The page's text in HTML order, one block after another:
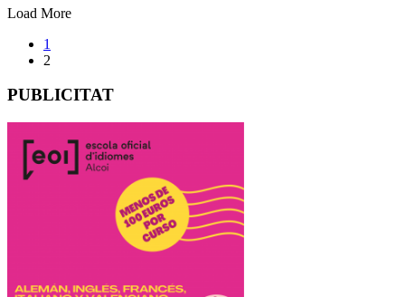
Load More
1
2
PUBLICITAT